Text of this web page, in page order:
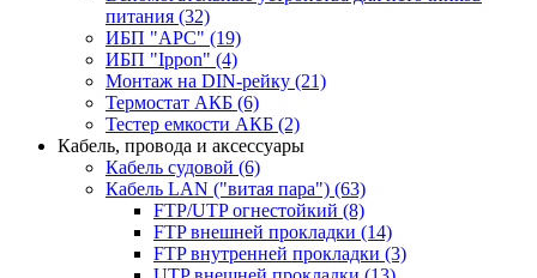
питания (32)
ИБП "APC" (19)
ИБП "Ippon" (4)
Монтаж на DIN-рейку (21)
Термостат АКБ (6)
Тестер емкости АКБ (2)
Кабель, провода и аксессуары
Кабель судовой (6)
Кабель LAN ("витая пара") (63)
FTP/UTP огнестойкий (8)
FTP внешней прокладки (14)
FTP внутренней прокладки (3)